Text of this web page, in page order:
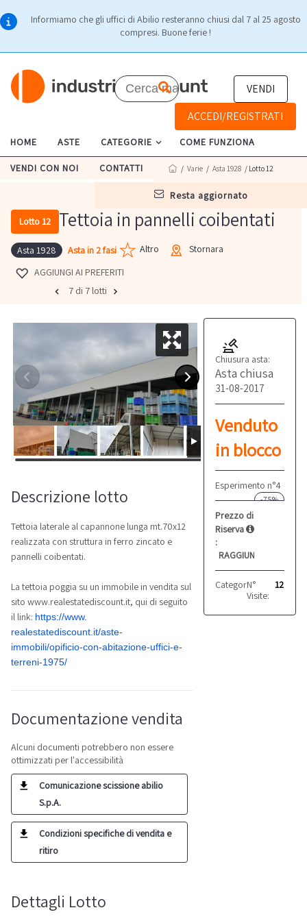
Informiamo che gli uffici di Abilio resteranno chiusi dal 7 al 25 agosto
compresi. Buone ferie !
VENDI
ACCEDI/REGISTRATI
HOME ASTE CATEGORIE COME FUNZIONA
VENDI CON NOI CONTATTI
resta aggiornato
/ Varie / Asta 1928 / Lotto 12
Lotto 12 Tettoia in pannelli coibentati
Asta 1928 Asta in 2 fasi Altro
Stornara
AGGIUNGI AI PREFERITI
7 di 7 lotti
Chiusura asta:
Asta chiusa
31-08-2017
Venduto
in blocco
Esperimento n°4
-75%
Prezzo di
Riserva
:
RAGGIUNTO
Categoria: Altro
N°
Visite:
12
Descrizione lotto
Tettoia laterale al capannone lunga mt.70x12
realizzata con struttura in ferro zincato e
pannelli coibentati.
La tettoia poggia su un immobile in vendita sul
sito www.realestatediscount.it, qui di seguito
il link: https://www.
realestatediscount.it/aste-
immobili/opificio-con-abitazione-uffici-e-
terreni-1975/
Documentazione vendita
Alcuni documenti potrebbero non essere
ottimizzati per l'accessibilità
Comunicazione scissione abilio
S.p.A.
Condizioni specifiche di vendita e
ritiro
Dettagli Lotto